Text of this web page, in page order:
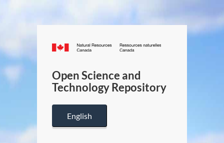
Canada.ca
/
Canada
Open Science and
Technology Repository
English